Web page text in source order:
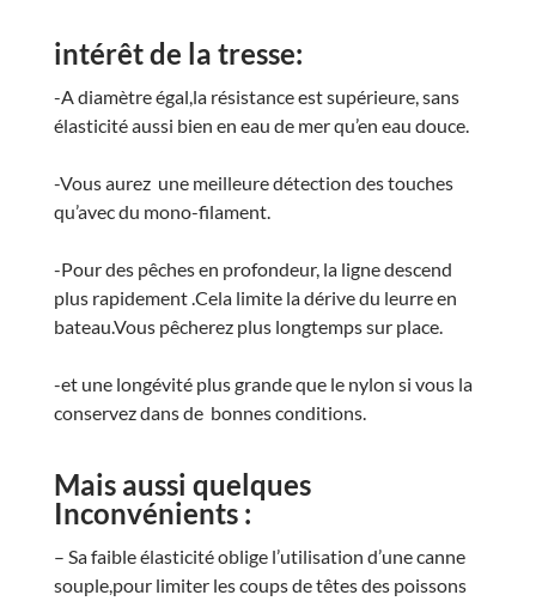
intérêt de la tresse:
-A diamètre égal,la résistance est supérieure, sans
élasticité aussi bien en eau de mer qu’en eau douce.
-Vous aurez une meilleure détection des touches
qu’avec du mono-filament.
-Pour des pêches en profondeur, la ligne descend
plus rapidement .Cela limite la dérive du leurre en
bateau.Vous pêcherez plus longtemps sur place.
-et une longévité plus grande que le nylon si vous la
conservez dans de bonnes conditions.
Mais aussi quelques
Inconvénients :
– Sa faible élasticité oblige l’utilisation d’une canne
souple,pour limiter les coups de têtes des poissons